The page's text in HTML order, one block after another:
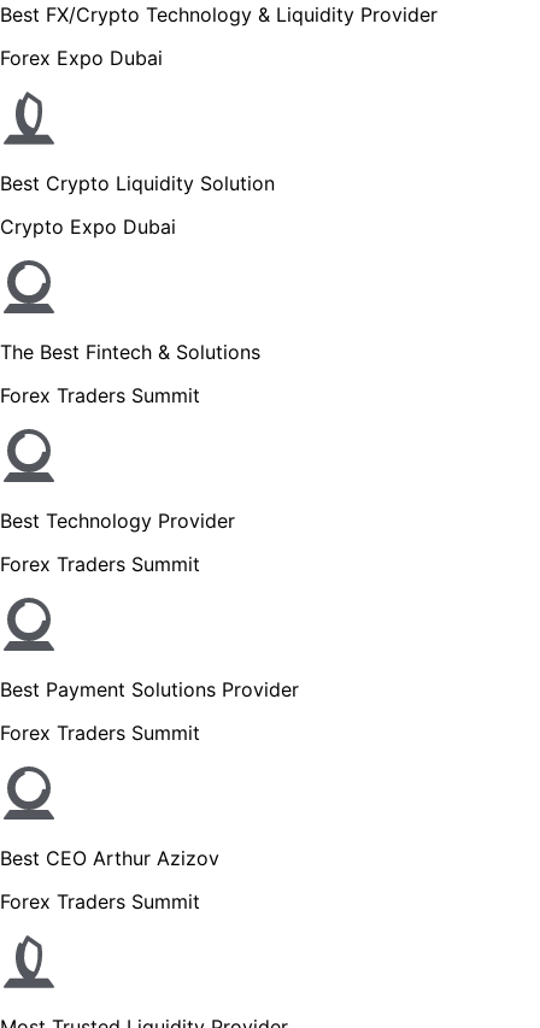
Best FX/Crypto Technology & Liquidity Provider
Forex Expo Dubai
Best Crypto Liquidity Solution
Crypto Expo Dubai
The Best Fintech & Solutions
Forex Traders Summit
Best Technology Provider
Forex Traders Summit
Best Payment Solutions Provider
Forex Traders Summit
Best CEO Arthur Azizov
Forex Traders Summit